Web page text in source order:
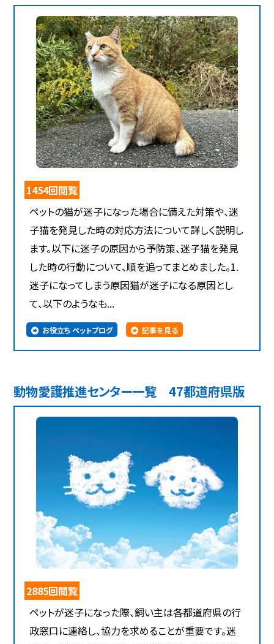
1454回閲覧
ペットの猫が迷子になった場合に備えた対策や、迷
子猫を発見した時の対応方法について詳しく説明し
ます。以下に迷子の原因から予防策、迷子猫を発見
した時の行動について、順を追ってまとめました。1.
迷子になってしまう原因猫が迷子になる原因とし
て、以下のようなも...
お役立ち ペットブログ 記事を見る
動物愛護推進センター一覧 47都道府県版
2885回閲覧
ペットが迷子になった際、飼い主は各都道府県の行
政窓口に連絡し、協力を求めることが重要です。迷